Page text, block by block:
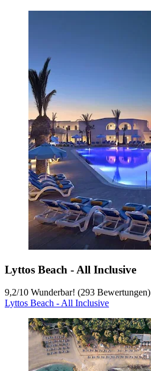
Lyttos Beach - All Inclusive
9,2/10 Wunderbar! (293 Bewertungen)
Lyttos Beach - All Inclusive